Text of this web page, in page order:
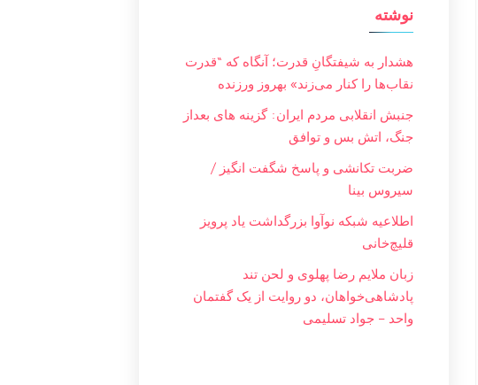
نوشته
هشدار به شیفتگانِ قدرت؛ آنگاه که “قدرت
نقاب‌ها را کنار می‌زند» بهروز ورزنده
جنبش انقلابی مردم ایران: گزینه های بعداز
جنگ، اتش بس و توافق
ضربت تکانشی و پاسخ شگفت انگیز /
سیروس بینا
اطلاعیه شبکه نوآوا بزرگداشت یاد پرویز
قلیچ‌خانی
زبان ملایم‌ رضا پهلوی و لحن تند
پادشاهی‌خواهان، دو روایت از یک گفتمان
واحد – جواد تسليمی